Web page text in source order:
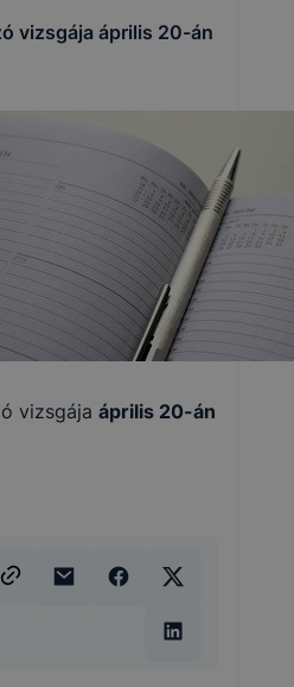
vizsgája április 20-án
vizsgája április 20-án